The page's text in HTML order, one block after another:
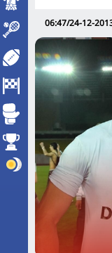
06:47/24-12-